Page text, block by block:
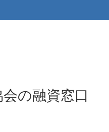
の融資窓口